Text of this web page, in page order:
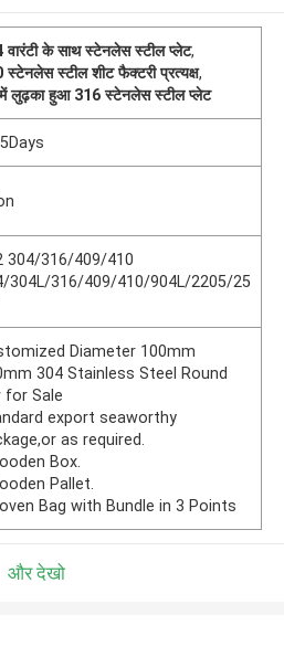
वारंटी के साथ स्टेनलेस स्टील प्लेट,
स्टेनलेस स्टील शीट फैक्टरी प्रत्यक्ष,
लुढ़का हुआ 316 स्टेनलेस स्टील प्लेट
304/316/409/410
304L/316/409/410/904L/2205/25
Diameter 100mm
304 Stainless Steel Round
for Sale
export seaworthy
as required.
Box.
Pallet.
Bag with Bundle in 3 Points
और देखो